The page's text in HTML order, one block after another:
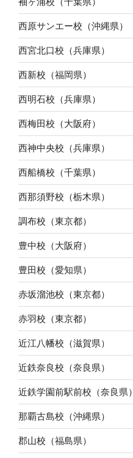
西原サンエー校（沖縄県）
西宮北口校（兵庫県）
西新校（福岡県）
西明石校（兵庫県）
西梅田校（大阪府）
西神中央校（兵庫県）
西船橋校（千葉県）
西那須野校（栃木県）
調布校（東京都）
豊中校（大阪府）
豊田校（愛知県）
赤坂溜池校（東京都）
赤羽校（東京都）
近江八幡校（滋賀県）
近鉄奈良校（奈良県）
近鉄学園前駅前校（奈良県）
那覇古島校（沖縄県）
郡山校（福島県）